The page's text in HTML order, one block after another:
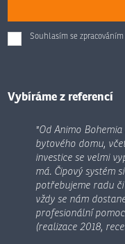
Souhlasím se zpracováním
Formulář
odeslat.
Vybíráme z referencí
"Od Animo
bytového domu,
investice se velmi
má. Čipový systém
potřebujeme radu
vždy se nám
profesionální
(realizace 2018,